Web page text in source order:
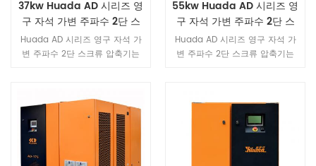
37kw Huada AD 시리즈 영
구 자석 가변 주파수 2단 스
크류 압축기
Huada AD 시리즈 영구 자석 가
변 주파수 2단 스크류 압축기는
수 고성능 모터 설계를 채택합니
55kw Huada AD 시리즈 영
구 자석 가변 주파수 2단 스
크류 압축기
Huada AD 시리즈 영구 자석 가
변 주파수 2단 스크류 압축기는
다.